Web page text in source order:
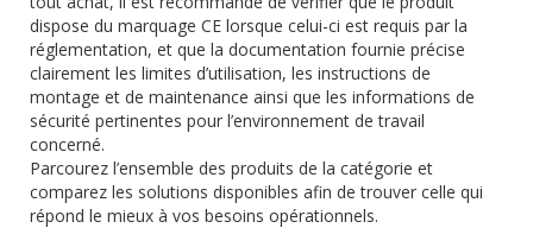
dispose du marquage CE lorsque celui-ci est requis par la
réglementation, et que la documentation fournie précise
clairement les limites d’utilisation, les instructions de
montage et de maintenance ainsi que les informations de
sécurité pertinentes pour l’environnement de travail
concerné.
Parcourez l’ensemble des produits de la catégorie et
comparez les solutions disponibles afin de trouver celle qui
répond le mieux à vos besoins opérationnels.